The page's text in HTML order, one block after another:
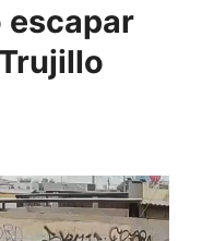
escapar